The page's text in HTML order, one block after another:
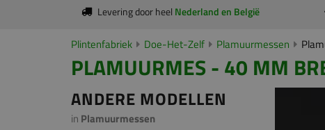
Levering door heel Nederland en België
Plintenfabriek Doe-Het-Zelf Plamuurmessen
PLAMUURMES - 40 MM
ANDERE MODELLEN
in Plamuurmessen